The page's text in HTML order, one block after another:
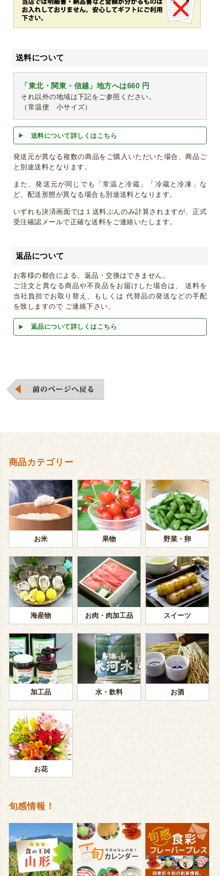
送料について
「東北・関東・信越」地方へは660 円
それ以外の地域は下記をご参照ください。
（常温便 小サイズ）
送料について詳しくはこちら
発送元が異なる複数の商品をご購入いただいた場合、商品ご
と別途送料となります。
また、発送元が同じでも「常温と冷蔵」「冷蔵と冷凍」な
ど、配送形態が異なる場合も別途送料となります。
いずれも決済画面では１送料ぶんのみ計算されますが、正式
受注確認メールで正確な送料をご連絡いたします。
返品について
お客様の都合による、返品・交換はできません。
ご注文と異なる商品や不良品をお届けした場合は、 送料を
当社負担でお取り替え、もしくは 代替品の発送などの手配
を致しますので ご連絡下さい。
返品について詳しくはこちら
商品カテゴリー
お米 果物 野菜・卵
海産物 お肉・肉加工品 スイーツ
加工品 水・飲料 お酒
お花
旬感情報！